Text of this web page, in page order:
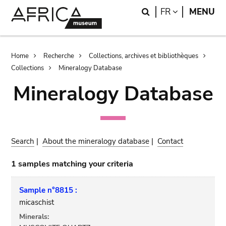
Search
FR LANGUAGE
MENU
Breadcrumb
Home Recherche
Collections, archives et bibliothèques
Collections
Mineralogy Database
Mineralogy Database
Search |About the mineralogy database | Contact
1 samples matching your criteria
Sample n°8815 :
micaschist
Minerals: